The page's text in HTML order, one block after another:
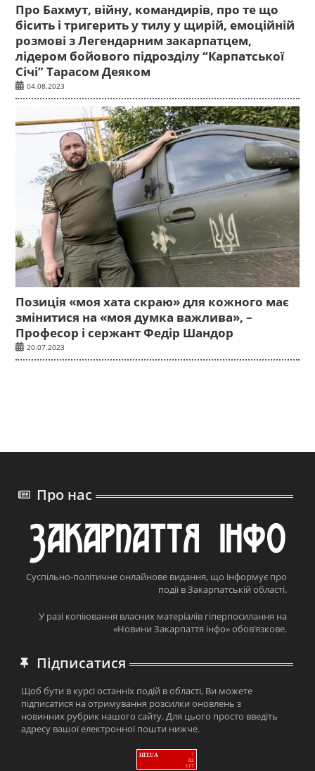
Про Бахмут, війну, командирів, про те що
бісить і тригерить у тилу у щирій, емоційній
розмові з Легендарним закарпатцем,
лідером бойового підрозділу “Карпатської
Січі” Тарасом Деяком
04.08.2023
Позиція «моя хата скраю» для кожного має
змінитися на «моя думка важлива», –
Професор і сержант Федір Шандор
20.07.2023
Про нас
Суспільно-політичне онлайнове видання, що інформує про
події в Закарпатській області.
У разі копіювання власних матеріалів гіперпосилання на
«Новини Закарпаття інфо» обов’язкове.
Підписатися
Щоб бути в курсі останніх подій в області, Ви можете
підписатися на отримування розсилки оновлень з
новинних рубрик нашого сайту. Для цього просто введіть
адресу вашої електронної пошти нижче.
HIT.UA
7
82
117